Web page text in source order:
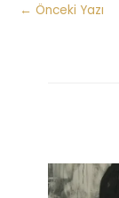
← Önceki Yazı